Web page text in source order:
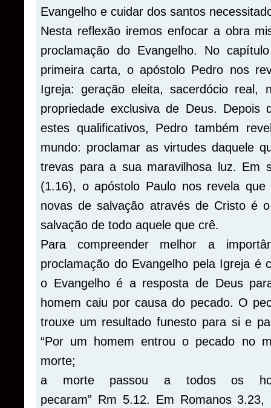
Evangelho e cuidar dos santos
Nesta reflexão iremos enfocara obra
proclamação do Evangelho. No
primeira carta, o apóstolo Pedro nos
Igreja: geração eleita, sacerdócio real,
propriedade exclusiva de Deus.
estes qualificativos, Pedro também
mundo: proclamar as virtudes daquele
trevas para a sua maravilhosa luz. Em
(1.16), o apóstolo Paulo nos revela
novas de salvação através de Cristo é
salvação de todo aquele que crê.
Para compreender melhor a
proclamação do Evangelho pela Igreja é
o Evangelho é a resposta de Deus
homem caiu por causa do pecado. O
trouxe um resultado funesto para si e
“Por um homem entrou o pecado no
morte;
a morte passou a todos os
pecaram” Rm 5.12. Em Romanos 3.23,